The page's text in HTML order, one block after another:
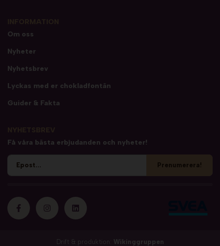
Om oss
Nyheter
Nyhetsbrev
Lyckas med er chokladfontän
Guider & Fakta
Få våra bästa erbjudanden och nyheter!
Prenumerera!
Drift & produktion: Wikinggruppen